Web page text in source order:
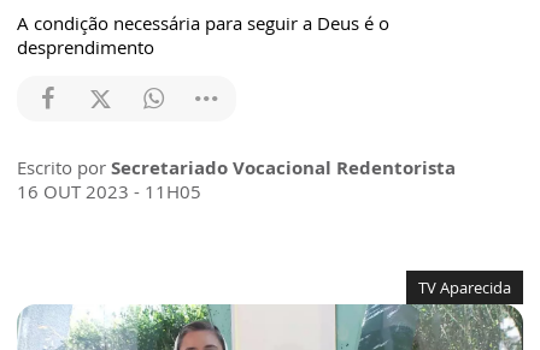
A condição necessária para seguir a Deus é o
desprendimento
Escrito por Secretariado Vocacional Redentorista
16 OUT 2023 - 11H05
TV Aparecida